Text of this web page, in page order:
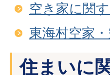
空き家に関
東海村空家
住まいに